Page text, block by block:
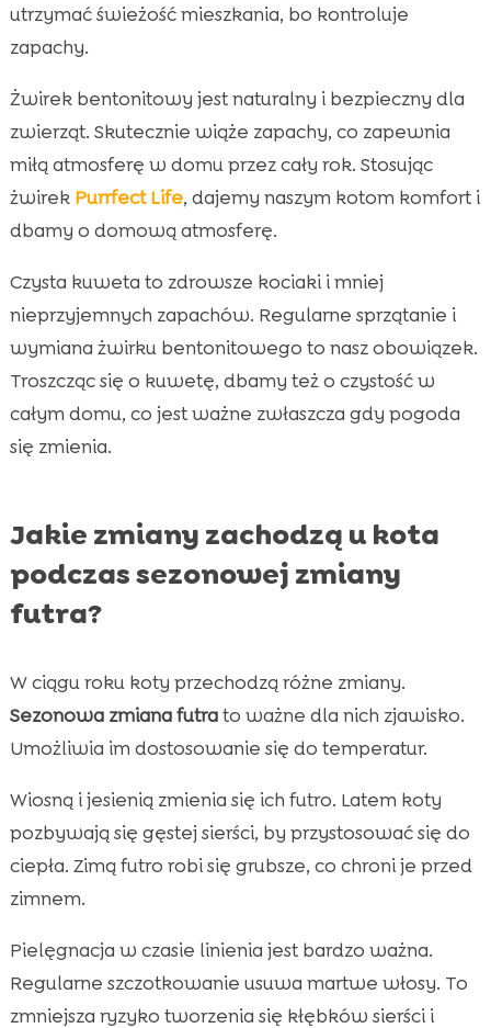
utrzymać świeżość mieszkania, bo kontroluje
zapachy.
Żwirek bentonitowy jest naturalny i bezpieczny dla
zwierząt. Skutecznie wiąże zapachy, co zapewnia
miłą atmosferę w domu przez cały rok. Stosując
żwirek Purrfect Life, dajemy naszym kotom komfort i
dbamy o domową atmosferę.
Czysta kuweta to zdrowsze kociaki i mniej
nieprzyjemnych zapachów. Regularne sprzątanie i
wymiana żwirku bentonitowego to nasz obowiązek.
Troszcząc się o kuwetę, dbamy też o czystość w
całym domu, co jest ważne zwłaszcza gdy pogoda
się zmienia.
Jakie zmiany zachodzą u kota
podczas sezonowej zmiany
futra?
W ciągu roku koty przechodzą różne zmiany.
Sezonowa zmiana futrato ważne dla nich zjawisko.
Umożliwia im dostosowanie się do temperatur.
Wiosną i jesienią zmienia się ich futro. Latem koty
pozbywają się gęstej sierści, by przystosować się do
ciepła. Zimą futro robi się grubsze, co chroni je przed
zimnem.
Pielęgnacja w czasie linienia jest bardzo ważna.
Regularne szczotkowanie usuwa martwe włosy. To
zmniejsza ryzyko tworzenia się kłębków sierści i